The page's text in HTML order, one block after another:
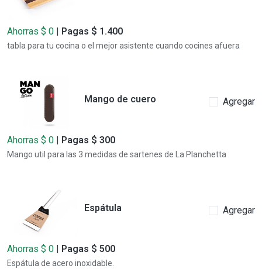
Ahorras $ 0 | Pagas $ 1.400
tabla para tu cocina o el mejor asistente cuando cocines afuera
Mango de cuero Agregar
Ahorras $ 0 | Pagas $ 300
Mango util para las 3 medidas de sartenes de La Planchetta
Espátula Agregar
Ahorras $ 0 | Pagas $ 500
Espátula de acero inoxidable.